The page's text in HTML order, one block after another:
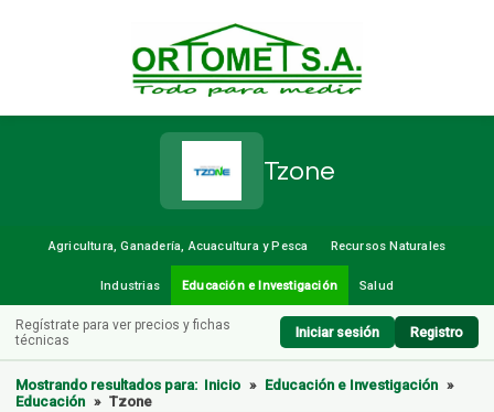
Tzone
Agricultura, Ganadería, Acuacultura y Pesca Recursos Naturales
Industrias Educación e Investigación Salud
Regístrate para ver precios y fichas
técnicas
Iniciar sesión Registro
Mostrando resultados para: Inicio » Educación e Investigación »
Educación » Tzone